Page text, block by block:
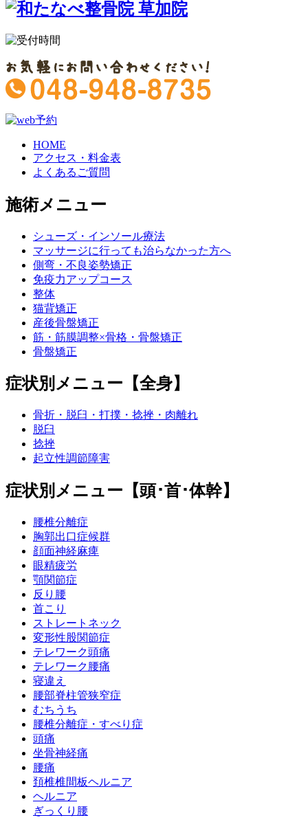
HOME
アクセス・料金表
よくあるご質問
施術メニュー
シューズ・インソール療法
マッサージに行っても治らなかった方へ
側弯・不良姿勢矯正
免疫力アップコース
整体
猫背矯正
産後骨盤矯正
筋・筋膜調整×骨格・骨盤矯正
骨盤矯正
症状別メニュー【全身】
骨折・脱臼・打撲・捻挫・肉離れ
脱臼
捻挫
起立性調節障害
症状別メニュー【頭･首･体幹】
腰椎分離症
胸郭出口症候群
顔面神経麻痺
眼精疲労
顎関節症
反り腰
首こり
ストレートネック
変形性股関節症
テレワーク頭痛
テレワーク腰痛
寝違え
腰部脊柱管狭窄症
むちうち
腰椎分離症・すべり症
頭痛
坐骨神経痛
腰痛
頚椎椎間板ヘルニア
ヘルニア
ぎっくり腰